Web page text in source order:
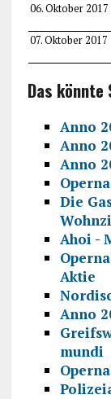
06. Oktober 2017
07. Oktober 2017
Das
Anno
Anno
Anno
Die
Ahoi -
Aktie
Anno
mundi